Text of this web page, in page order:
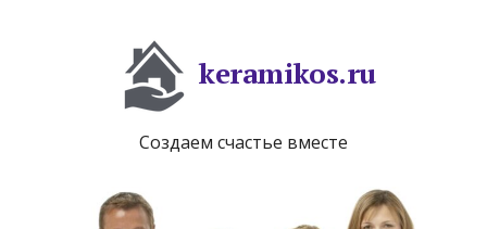
keramikos.ru
Создаем счастье вместе